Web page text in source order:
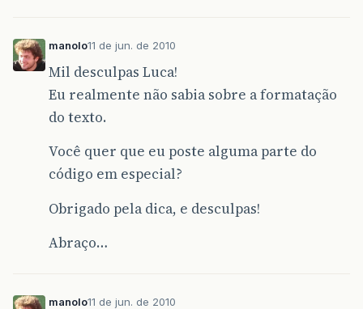
contador++; // incrementa o
             }
         } while (continua == 0);
         System.out.println("
for (int i = 0; i < contador; i++)
         }
manolo11 de jun. de 2010
Mil desculpas Luca!
Eu realmente não sabia sobre a formatação
do texto.
Você quer que eu poste alguma parte do
código em especial?
Obrigado pela dica, e desculpas!
Abraço…
manolo11 de jun. de 2010